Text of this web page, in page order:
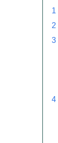
1
2
3
4